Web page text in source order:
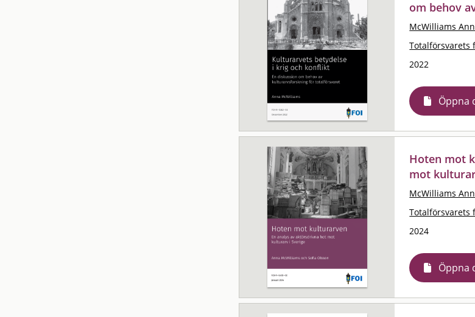
om behov
McWilliams
Totalförsvarets
2022
Öppna
Hoten mot
mot
McWilliams
Totalförsvarets
2024
Öppna